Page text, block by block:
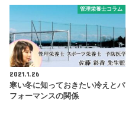
管理栄養士コラム
2021.1.26
寒い冬に知っておきたい冷えとパ
フォーマンスの関係